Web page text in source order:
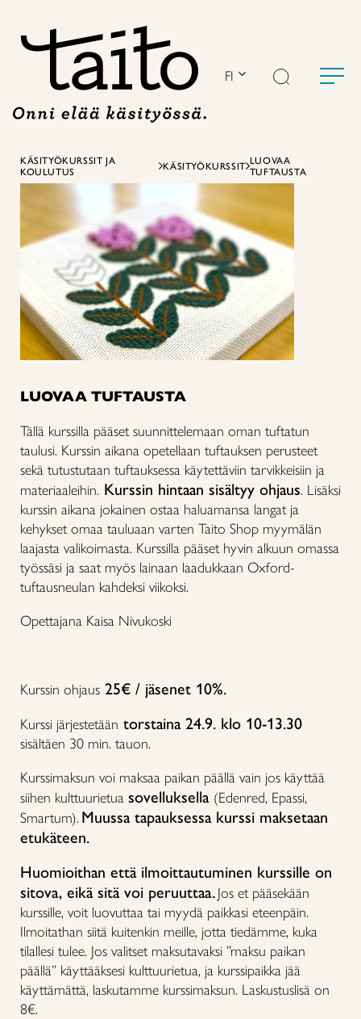
FI
KÄSITYÖKURSSIT JA
KOULUTUS
KÄSITYÖKURSSIT LUOVAA
TUFTAUSTA
LUOVAA TUFTAUSTA
Tällä kurssilla pääset suunnittelemaan oman tuftatun
taulusi. Kurssin aikana opetellaan tuftauksen perusteet
sekä tutustutaan tuftauksessa käytettäviin tarvikkeisiin ja
materiaaleihin. Kurssin hintaan sisältyy ohjaus. Lisäksi
kurssin aikana jokainen ostaa haluamansa langat ja
kehykset omaa tauluaan varten Taito Shop myymälän
laajasta valikoimasta. Kurssilla pääset hyvin alkuun omassa
työssäsi ja saat myös lainaan laadukkaan Oxford-
tuftausneulan kahdeksi viikoksi.
Opettajana Kaisa Nivukoski
Kurssin ohjaus 25€ / jäsenet 10%.
Kurssi järjestetään torstaina 24.9. klo 10-13.30
sisältäen 30 min. tauon.
Kurssimaksun voi maksaa paikan päällä vain jos käyttää
siihen kulttuurietua sovelluksella (Edenred, Epassi,
Smartum). Muussa tapauksessa kurssi maksetaan
etukäteen.
Huomioithan että ilmoittautuminen kurssille on
sitova, eikä sitä voi peruuttaa.Jos et pääsekään
kurssille, voit luovuttaa tai myydä paikkasi eteenpäin.
Ilmoitathan siitä kuitenkin meille, jotta tiedämme, kuka
tilallesi tulee. Jos valitset maksutavaksi ”maksu paikan
päällä” käyttääksesi kulttuurietua, ja kurssipaikka jää
käyttämättä, laskutamme kurssimaksun. Laskustuslisä on
8€.